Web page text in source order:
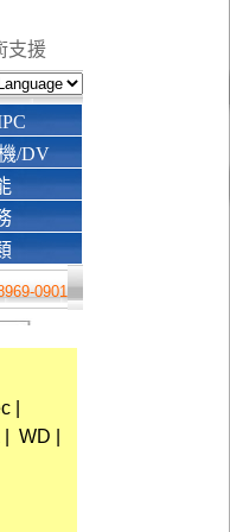
支援
/DV
0901
WD